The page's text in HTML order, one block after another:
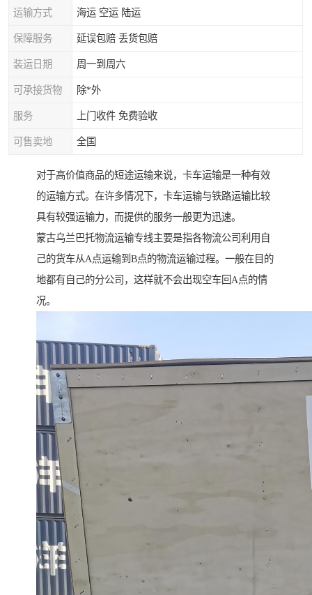
运输方式 海运 空运 陆运
保障服务 延误包赔 丢货包赔
装运日期 周一到周六
可承接货物 除*外
服务 上门收件 免费验收
可售卖地 全国
对于高价值商品的短途运输来说，卡车运输是一种有效
的运输方式。在许多情况下，卡车运输与铁路运输比较
具有较强运输力，而提供的服务一般更为迅速。
蒙古乌兰巴托物流运输专线主要是指各物流公司利用自
己的货车从A点运输到B点的物流运输过程。一般在目的
地都有自己的分公司，这样就不会出现空车回A点的情
况。